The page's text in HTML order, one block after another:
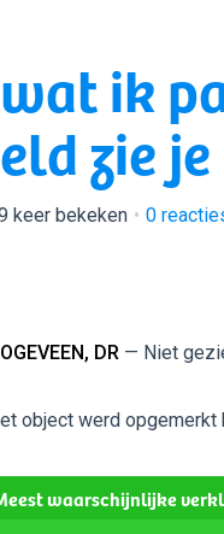
ik
zie
keer bekeken 0
DR— Niet
object werd opgemerkt
waarschijnlijke